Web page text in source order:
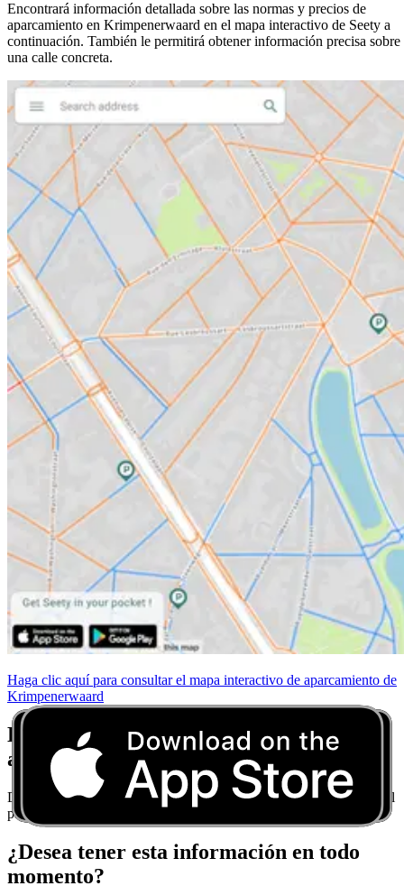
Encontrará información detallada sobre las normas y precios de
aparcamiento en Krimpenerwaard en el mapa interactivo de Seety a
continuación. También le permitirá obtener información precisa sobre
una calle concreta.
Haga clic aquí para consultar el mapa interactivo de aparcamiento de
Krimpenerwaard
Deje de preocuparse por las normas de
aparcamiento
Descargue Seety y obtenga consejos de aparcamiento en tiempo real
para cada ciudad.
¿Desea tener esta información en todo
momento?